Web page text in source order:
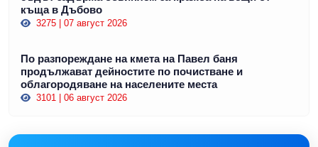
къща в Дъбово
3275 | 07 август 2026
По разпореждане на кмета на Павел баня
продължават дейностите по почистване и
облагородяване на населените места
3101 | 06 август 2026